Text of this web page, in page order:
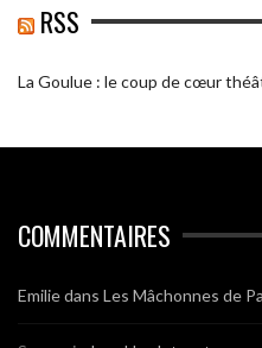
RSS
La Goulue : le coup de cœur
COMMENTAIRES
Emiliedans Les Mâchonnes de